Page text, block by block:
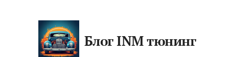
Блог INM тюнинг